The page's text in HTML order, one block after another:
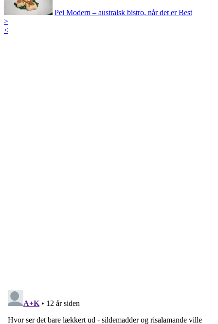
Pei Modern – australsk bistro, når det er Best
>
<